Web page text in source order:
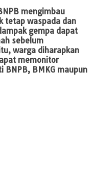
mengimbau
tetap waspada dan
gempa dapat
sebelum
warga diharapkan
memonitor
BMKG maupun